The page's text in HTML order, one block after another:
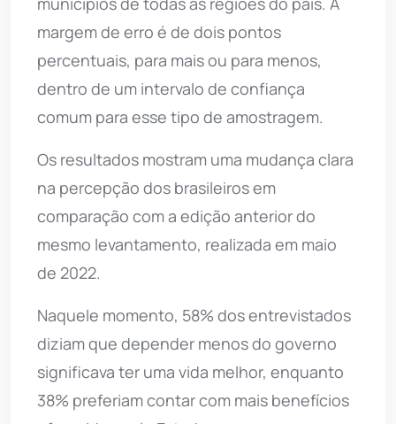
margem de erro é de dois pontos
percentuais, para mais ou para menos,
dentro de um intervalo de confiança
comum para esse tipo de amostragem.
Os resultados mostram uma mudança clara
na percepção dos brasileiros em
comparação com a edição anterior do
mesmo levantamento, realizada em maio
de 2022.
Naquele momento, 58% dos entrevistados
diziam que depender menos do governo
significava ter uma vida melhor, enquanto
38% preferiam contar com mais benefícios